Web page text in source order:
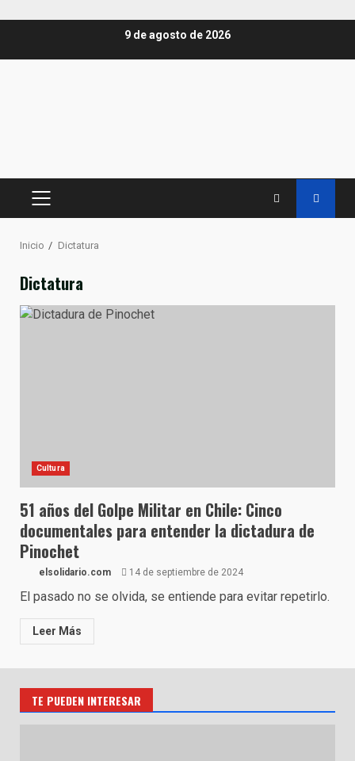
9 de agosto de 2026
MENÚ
Inicio Dictatura
Dictatura
Cultura
51 años del Golpe Militar en Chile: Cinco
documentales para entender la dictadura de
Pinochet
elsolidario.com 14 de septiembre de 2024
El pasado no se olvida, se entiende para evitar repetirlo.
Leer Más
TE PUEDEN INTERESAR